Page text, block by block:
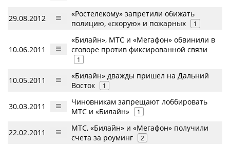
29.08.2012
«Ростелекому» запретили обижать
полицию, «скорую» и пожарных
1
10.06.2011
«Билайн», МТС и «Мегафон» обвинили в
сговоре против фиксированной связи
1
10.05.2011
«Билайн» дважды пришел на Дальний
Восток
1
30.03.2011
Чиновникам запрещают лоббировать
МТС и «Билайн»
1
22.02.2011
МТС, «Билайн» и «Мегафон» получили
счета за роуминг
2